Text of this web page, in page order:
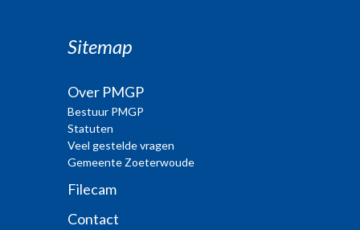
Sitemap
Over PMGP
Bestuur PMGP
Statuten
Veel gestelde vragen
Gemeente Zoeterwoude
Filecam
Contact